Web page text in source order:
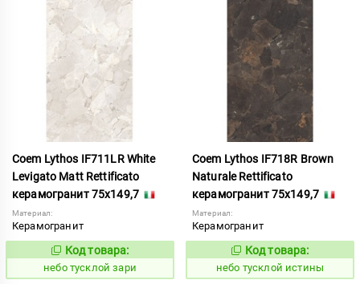
Coem Lythos IF711LR White
Levigato Matt Rettificato
керамогранит 75x149,7
Материал:
Керамогранит
1122653
Код товара:
небо тусклой зари
Coem Lythos IF718R Brown
Naturale Rettificato
керамогранит 75x149,7
Материал:
Керамогранит
1122661
Код товара:
небо тусклой истины